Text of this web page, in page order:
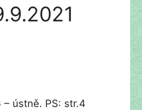
ústně. PS: str.4